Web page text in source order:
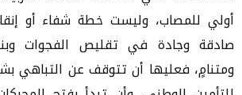
أولي للمصاب، وليست خطة شفاء أو
صادقة وجادة في تقليص الفجوات
ومتنامٍ، فعليها أن تتوقف عن التباهي